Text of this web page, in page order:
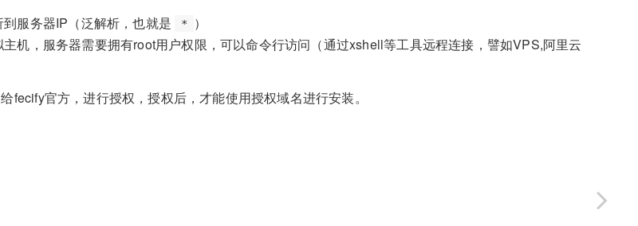
服务器IP（泛解析，也就是
*
）
机，服务器需要拥有root用户权限，可以命令行访问（通过xshell等工具远程连接，譬如VPS,阿里云
fecify官方，进行授权，授权后，才能使用授权域名进行安装。